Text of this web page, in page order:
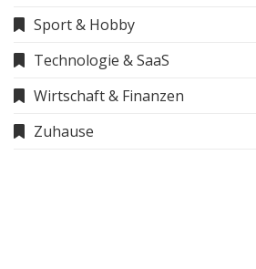
Sport & Hobby
Technologie & SaaS
Wirtschaft & Finanzen
Zuhause